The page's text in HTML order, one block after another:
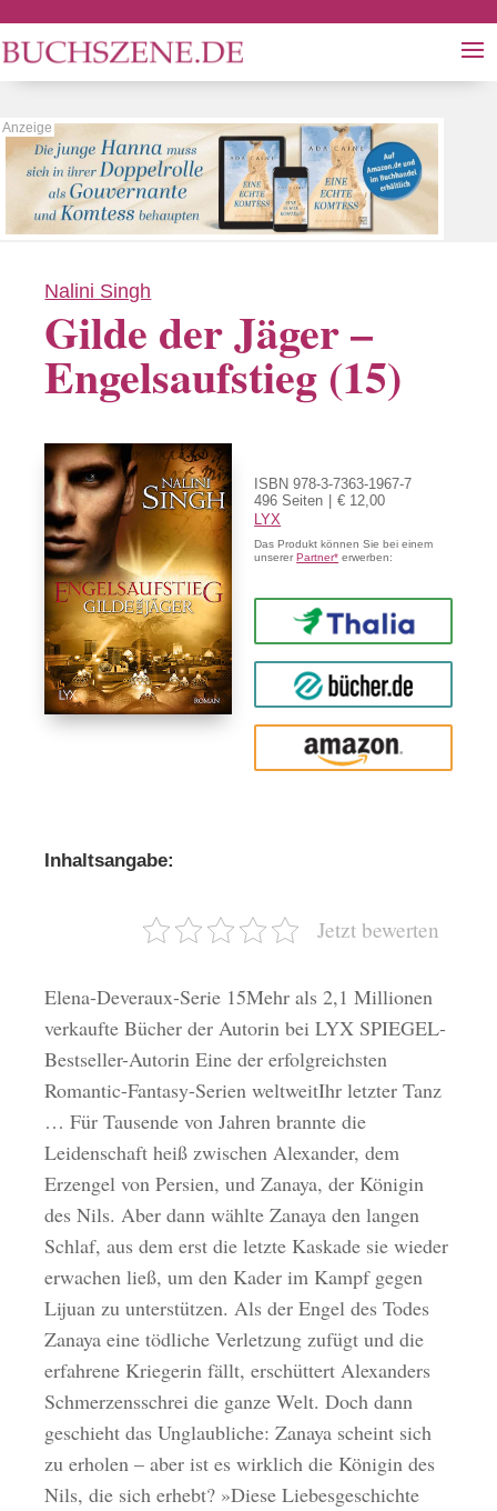
Nalini Singh
Gilde der Jäger –
Engelsaufstieg (15)
ISBN 978-3-7363-1967-7
496 Seiten
€ 12,00
LYX
Das Produkt können Sie bei einem
unsererPartner* erwerben:
Thalia
buecher.de
Amazon
Inhaltsangabe:
Jetzt bewerten
Elena-Deveraux-Serie 15Mehr als 2,1 Millionen
verkaufte Bücher der Autorin bei LYX SPIEGEL-
Bestseller-Autorin Eine der erfolgreichsten
Romantic-Fantasy-Serien weltweitIhr letzter Tanz
… Für Tausende von Jahren brannte die
Leidenschaft heiß zwischen Alexander, dem
Erzengel von Persien, und Zanaya, der Königin
des Nils. Aber dann wählte Zanaya den langen
Schlaf, aus dem erst die letzte Kaskade sie wieder
erwachen ließ, um den Kader im Kampf gegen
Lijuan zu unterstützen. Als der Engel des Todes
Zanaya eine tödliche Verletzung zufügt und die
erfahrene Kriegerin fällt, erschüttert Alexanders
Schmerzensschrei die ganze Welt. Doch dann
geschieht das Unglaubliche: Zanaya scheint sich
zu erholen – aber ist es wirklich die Königin des
Nils, die sich erhebt? »Diese Liebesgeschichte